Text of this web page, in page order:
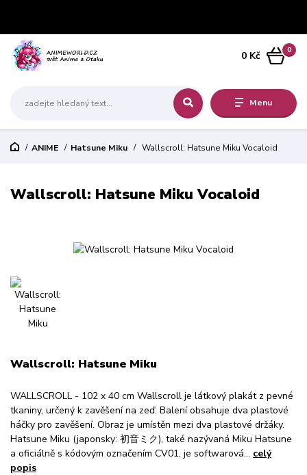
Menu
0
0 Kč
ANIME Hatsune Miku Wallscroll: Hatsune Miku Vocaloid
Wallscroll: Hatsune Miku Vocaloid
Wallscroll: Hatsune Miku
WALLSCROLL - 102 x 40 cm Wallscroll je látkový plakát z pevné
tkaniny, určený k zavěšení na zeď. Balení obsahuje dva plastové
háčky pro zavěšení. Obraz je umístěn mezi dva plastové držáky.
Hatsune Miku (japonsky: 初音ミク), také nazývaná Miku Hatsune
a oficiálně s kódovým označením CV01, je softwarová... celý
popis